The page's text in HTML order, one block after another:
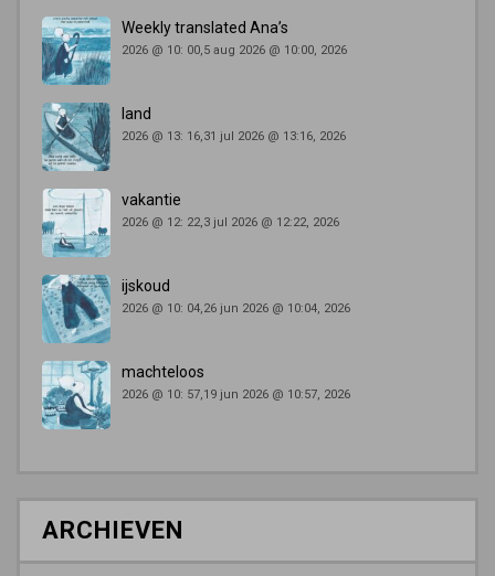
Weekly translated Ana’s
2026 @ 10: 00,5 aug 2026 @ 10:00, 2026
land
2026 @ 13: 16,31 jul 2026 @ 13:16, 2026
vakantie
2026 @ 12: 22,3 jul 2026 @ 12:22, 2026
ijskoud
2026 @ 10: 04,26 jun 2026 @ 10:04, 2026
machteloos
2026 @ 10: 57,19 jun 2026 @ 10:57, 2026
ARCHIEVEN